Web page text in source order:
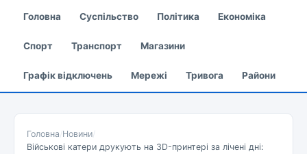
Головна Суспільство Політика Економіка
Спорт Транспорт Магазини
Графік відключень Мережі Тривога Райони
Головна/Новини/
Військові катери друкують на 3D-принтері за лічені дні: